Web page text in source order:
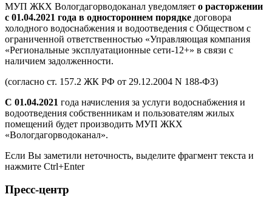
МУП ЖКХ Вологдагорводоканал уведомляет о расторжении
с 01.04.2021 года в одностороннем порядке договора
холодного водоснабжения и водоотведения с Обществом с
ограниченной ответственностью «Управляющая компания
«Региональные эксплуатационные сети-12+» в связи с
наличием задолженности.
(согласно ст. 157.2 ЖК РФ от 29.12.2004 N 188-ФЗ)
С 01.04.2021 года начисления за услуги водоснабжения и
водоотведения собственникам и пользователям жилых
помещений будет производить МУП ЖКХ
«Вологдагорводоканал».
Если Вы заметили неточность, выделите фрагмент текста и
нажмите Ctrl+Enter
Пресс-центр